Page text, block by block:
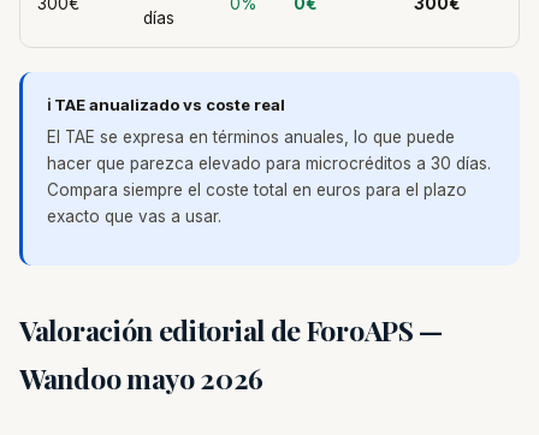
días
ℹ️ TAE anualizado vs coste real
El TAE se expresa en términos anuales, lo que puede
hacer que parezca elevado para microcréditos a 30 días.
Compara siempre el coste total en euros para el plazo
exacto que vas a usar.
Valoración editorial de ForoAPS —
Wandoo mayo 2026